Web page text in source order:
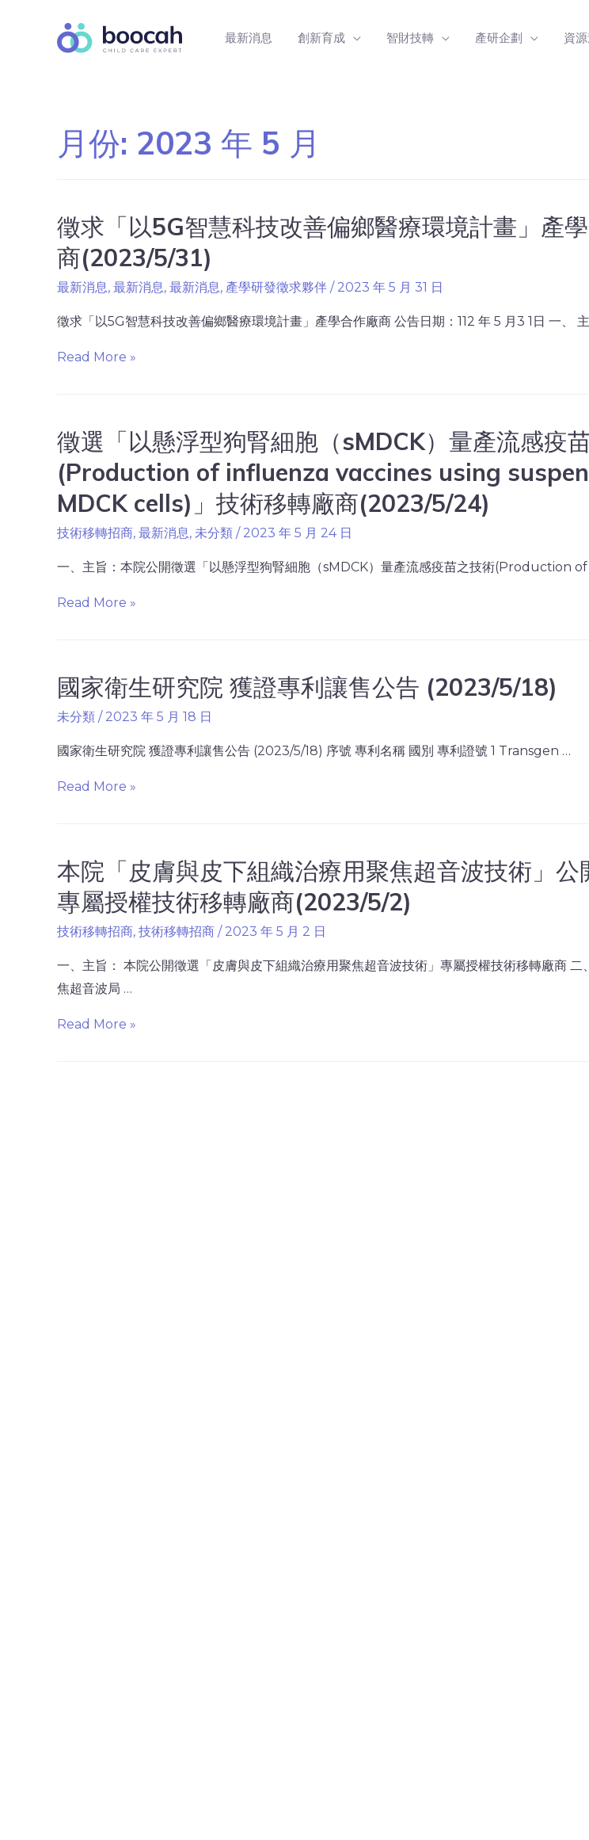
最新消息 創新育成 智財技轉 產研企劃 資
月份: 2023 年 5 月
徵求「以5G智慧科技改善偏鄉醫療環境計畫」產
商(2023/5/31)
最新消息, 最新消息, 最新消息, 產學研發徵求夥伴 / 2023 年 5 月 31 日
徵求「以5G智慧科技改善偏鄉醫療環境計畫」產學合作廠商 公告日期：112 年 5 月3 1日 一、
Read More »
徵選「以懸浮型狗腎細胞（sMDCK）量產流感疫
(Production of influenza vaccines using
MDCK cells)」技術移轉廠商(2023/5/24)
技術移轉招商, 最新消息, 未分類 / 2023 年 5 月 24 日
一、主旨：本院公開徵選「以懸浮型狗腎細胞（sMDCK）量產流感疫苗之技術(Production
Read More »
國家衛生研究院 獲證專利讓售公告 (2023/5/18)
未分類 / 2023 年 5 月 18 日
國家衛生研究院 獲證專利讓售公告 (2023/5/18) 序號 專利名稱 國別 專利證號 1 Transgen …
Read More »
本院「皮膚與皮下組織治療用聚焦超音波技術」公
專屬授權技術移轉廠商(2023/5/2)
技術移轉招商, 技術移轉招商 / 2023 年 5 月 2 日
一、主旨： 本院公開徵選「皮膚與皮下組織治療用聚焦超音波技術」專屬授權技術移轉廠商 二
焦超音波局 …
Read More »